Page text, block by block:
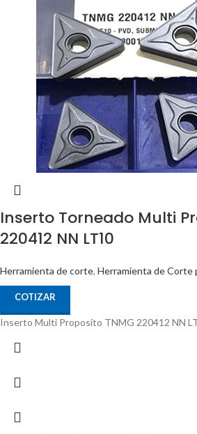
Inserto Torneado Multi
220412 NN LT10
Herramienta de corte, Herramienta de Corte
COTIZAR
Inserto Multi Proposito TNMG 220412 NN